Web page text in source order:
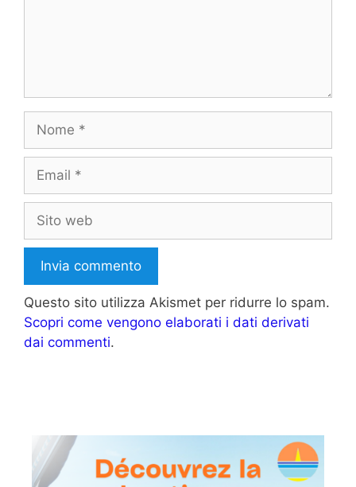
Nome
Email
Sito
web
Questo sito utilizza Akismet per ridurre lo spam.
Scopri come vengono elaborati i dati derivati
dai commenti.